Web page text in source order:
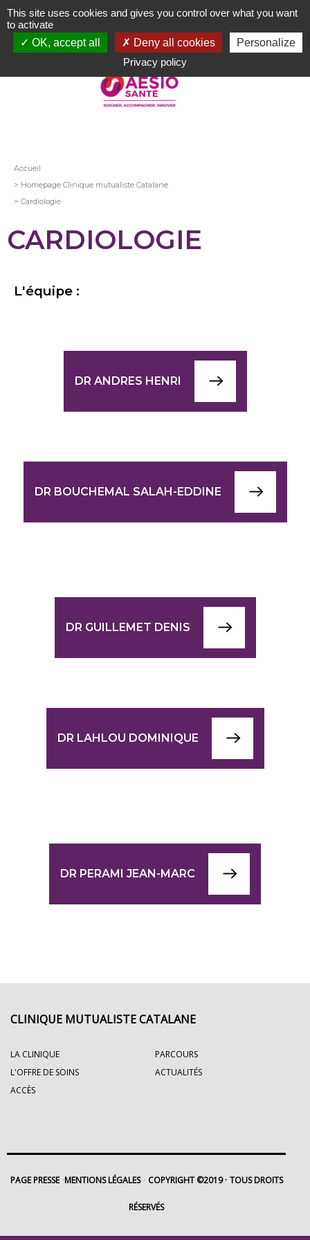
Aller
au
contenu
Fil
d'Ariane
Accueil
Homepage Clinique mutualiste Catalane
Cardiologie
CARDIOLOGIE
L'équipe :
DR ANDRES HENRI
DR BOUCHEMAL SALAH-EDDINE
DR GUILLEMET DENIS
DR LAHLOU DOMINIQUE
DR PERAMI JEAN-MARC
CLINIQUE MUTUALISTE CATALANE
LA CLINIQUE
PARCOURS
L'OFFRE DE SOINS
ACTUALITÉS
ACCÈS
PAGE PRESSE MENTIONS LÉGALES COPYRIGHT ©2019 TOUS DROITS
RÉSERVÉS
This site uses cookies and gives you control over what you want
to activate
OK, accept all
Deny all cookies
Personalize
Privacy policy